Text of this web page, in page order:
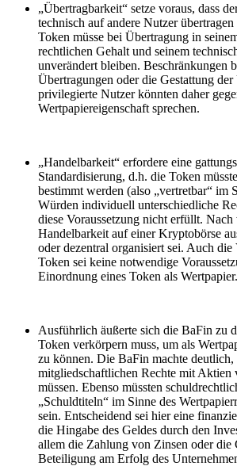
„Übertragbarkeit“ setze voraus, dass
technisch auf andere Nutzer
Token müsse bei Übertragung in
rechtlichen Gehalt und seinem
unverändert bleiben. Beschränkungen
Übertragungen oder die Gestattung
privilegierte Nutzer könnten daher
Wertpapiereigenschaft sprechen.
„Handelbarkeit“ erfordere eine
Standardisierung, d.h. die Token
bestimmt werden (also „vertretbar“ im
Würden individuell unterschiedliche
diese Voraussetzung nicht erfüllt.
Handelbarkeit auf einer Kryptobörse
oder dezentral organisiert sei. Auch
Token sei keine notwendige
Einordnung eines Token als Wertpapier.
Ausführlich äußerte sich die BaFin zu
Token verkörpern muss, um als
zu können. Die BaFin machte deutlich,
mitgliedschaftlichen Rechte mit Aktien
müssen. Ebenso müssten
„Schuldtiteln“ im Sinne des
sein. Entscheidend sei hier eine
die Hingabe des Geldes durch den
allem die Zahlung von Zinsen oder die
Beteiligung am Erfolg des